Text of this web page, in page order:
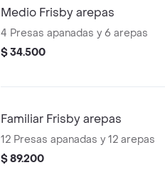
Medio Frisby arepas
4 Presas apanadas y 6 arepas
$ 34.500
Familiar Frisby arepas
12 Presas apanadas y 12 arepas
$ 89.200